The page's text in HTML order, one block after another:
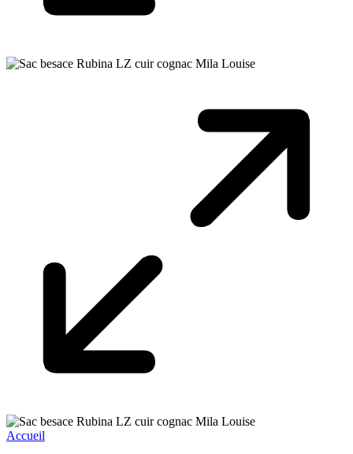
Accueil